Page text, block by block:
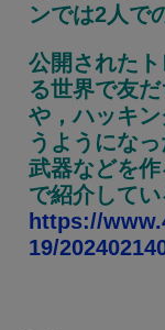
ンでは2人で
公開された
る世界で友
や，ハッキ
うようにな
武器などを
で紹介してい
https://
19/